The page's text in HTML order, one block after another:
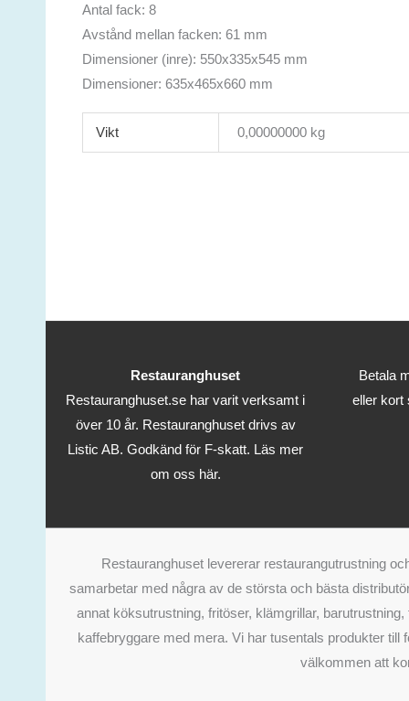
Antal fack: 8
Avstånd mellan facken: 61 mm
Dimensioner (inre): 550x335x545 mm
Dimensioner: 635x465x660 mm
Vikt 0,00000000 kg
Restauranghuset
Restauranghuset.se har varit verksamt i
över 10 år. Restauranghuset drivs av
Listic AB. Godkänd för F-skatt. Läs mer
om oss här.
Betala
eller kort
Restauranghuset levererar restaurangutrustning
samarbetar med några av de största och bästa
annat köksutrustning, fritöser, klämgrillar,
kaffebryggare med mera. Vi har tusentals produkter
välkommen att